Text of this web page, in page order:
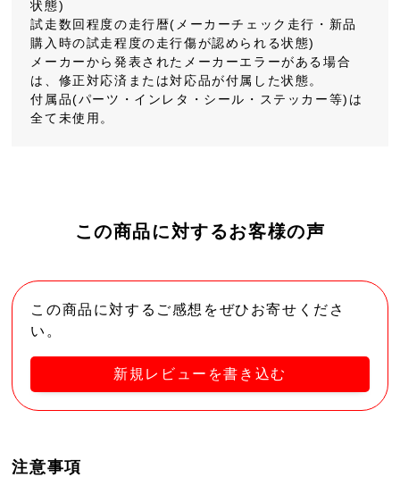
状態)
試走数回程度の走行暦(メーカーチェック走行・新品
購入時の試走程度の走行傷が認められる状態)
メーカーから発表されたメーカーエラーがある場合
は、修正対応済または対応品が付属した状態。
付属品(パーツ・インレタ・シール・ステッカー等)は
全て未使用。
この商品に対するお客様の声
この商品に対するご感想をぜひお寄せくださ
い。
新規レビューを書き込む
注意事項